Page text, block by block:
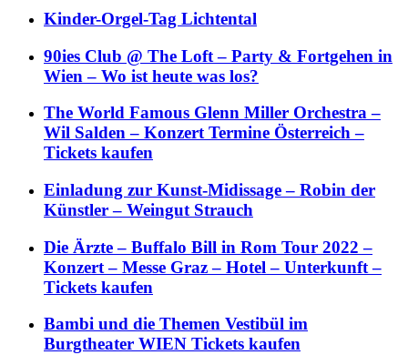
Kinder-Orgel-Tag Lichtental
90ies Club @ The Loft – Party & Fortgehen in
Wien – Wo ist heute was los?
The World Famous Glenn Miller Orchestra –
Wil Salden – Konzert Termine Österreich –
Tickets kaufen
Einladung zur Kunst-Midissage – Robin der
Künstler – Weingut Strauch
Die Ärzte – Buffalo Bill in Rom Tour 2022 –
Konzert – Messe Graz – Hotel – Unterkunft –
Tickets kaufen
Bambi und die Themen Vestibül im
Burgtheater WIEN Tickets kaufen